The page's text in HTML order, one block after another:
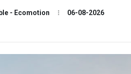
- Ecomotion 06-08-2026